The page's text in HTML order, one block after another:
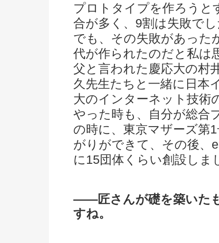
プロトタイプを作ろうと
合が多く、9割は失敗で
でも、その失敗があった
代が作られたのだと私は
父と言われた慶応大の村
久先生たちと一緒に日本
大のインターネット技術
やった時も、自分が総合
の時に、東京マザーズ第
がりができて、その後、
に15団体くらい創設しま
――匠さんが礎を築いた
すね。